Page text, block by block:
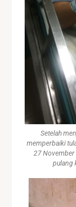
Setelah
memperbaiki
27 November
pulang